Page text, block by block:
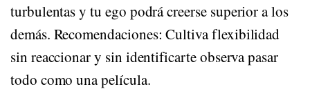
turbulentas y tu ego podrá creerse superior a los
demás. Recomendaciones: Cultiva flexibilidad
sin reaccionar y sin identificarte observa pasar
todo como una película.